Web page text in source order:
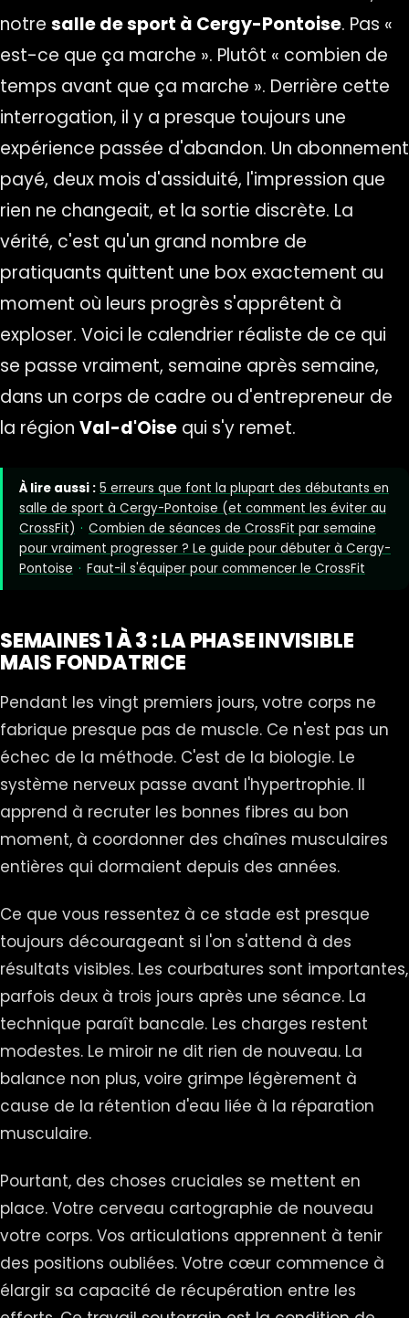
notre salle de sport à Cergy-Pontoise. Pas «
est-ce que ça marche ». Plutôt « combien de
temps avant que ça marche ». Derrière cette
interrogation, il y a presque toujours une
expérience passée d'abandon. Un abonnement
payé, deux mois d'assiduité, l'impression que
rien ne changeait, et la sortie discrète. La
vérité, c'est qu'un grand nombre de
pratiquants quittent une box exactement au
moment où leurs progrès s'apprêtent à
exploser. Voici le calendrier réaliste de ce qui
se passe vraiment, semaine après semaine,
dans un corps de cadre ou d'entrepreneur de
la région Val-d'Oise qui s'y remet.
À lire aussi : 5 erreurs que font la plupart des débutants en
salle de sport à Cergy-Pontoise (et comment les éviter au
CrossFit) · Combien de séances de CrossFit par semaine
pour vraiment progresser ? Le guide pour débuter à Cergy-
Pontoise · Faut-il s'équiper pour commencer le CrossFit
SEMAINES 1 À 3 : LA PHASE INVISIBLE
MAIS FONDATRICE
Pendant les vingt premiers jours, votre corps ne
fabrique presque pas de muscle. Ce n'est pas un
échec de la méthode. C'est de la biologie. Le
système nerveux passe avant l'hypertrophie. Il
apprend à recruter les bonnes fibres au bon
moment, à coordonner des chaînes musculaires
entières qui dormaient depuis des années.
Ce que vous ressentez à ce stade est presque
toujours décourageant si l'on s'attend à des
résultats visibles. Les courbatures sont importantes,
parfois deux à trois jours après une séance. La
technique paraît bancale. Les charges restent
modestes. Le miroir ne dit rien de nouveau. La
balance non plus, voire grimpe légèrement à
cause de la rétention d'eau liée à la réparation
musculaire.
Pourtant, des choses cruciales se mettent en
place. Votre cerveau cartographie de nouveau
votre corps. Vos articulations apprennent à tenir
des positions oubliées. Votre cœur commence à
élargir sa capacité de récupération entre les